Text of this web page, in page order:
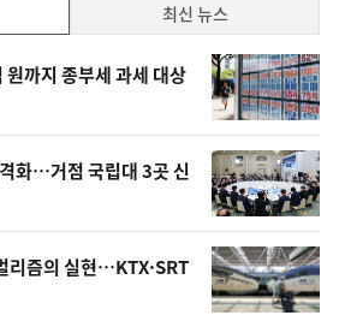
최신 뉴스
까지 종부세 과세 대상
화…거점 국립대 3곳 신
리즘의 실현…KTX·SRT